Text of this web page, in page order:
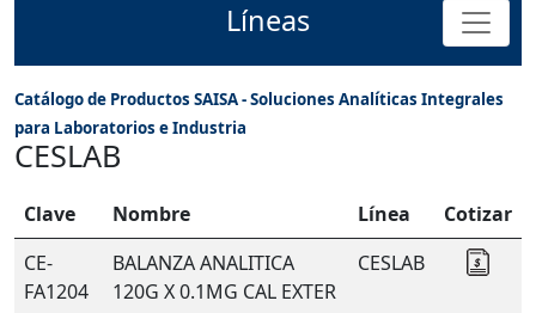
Líneas
Catálogo de Productos SAISA - Soluciones Analíticas Integrales
para Laboratorios e Industria
CESLAB
Clave Nombre Línea
Cotizar
CE-
FA1204
BALANZA ANALITICA
120G X 0.1MG CAL EXTER
CESLAB